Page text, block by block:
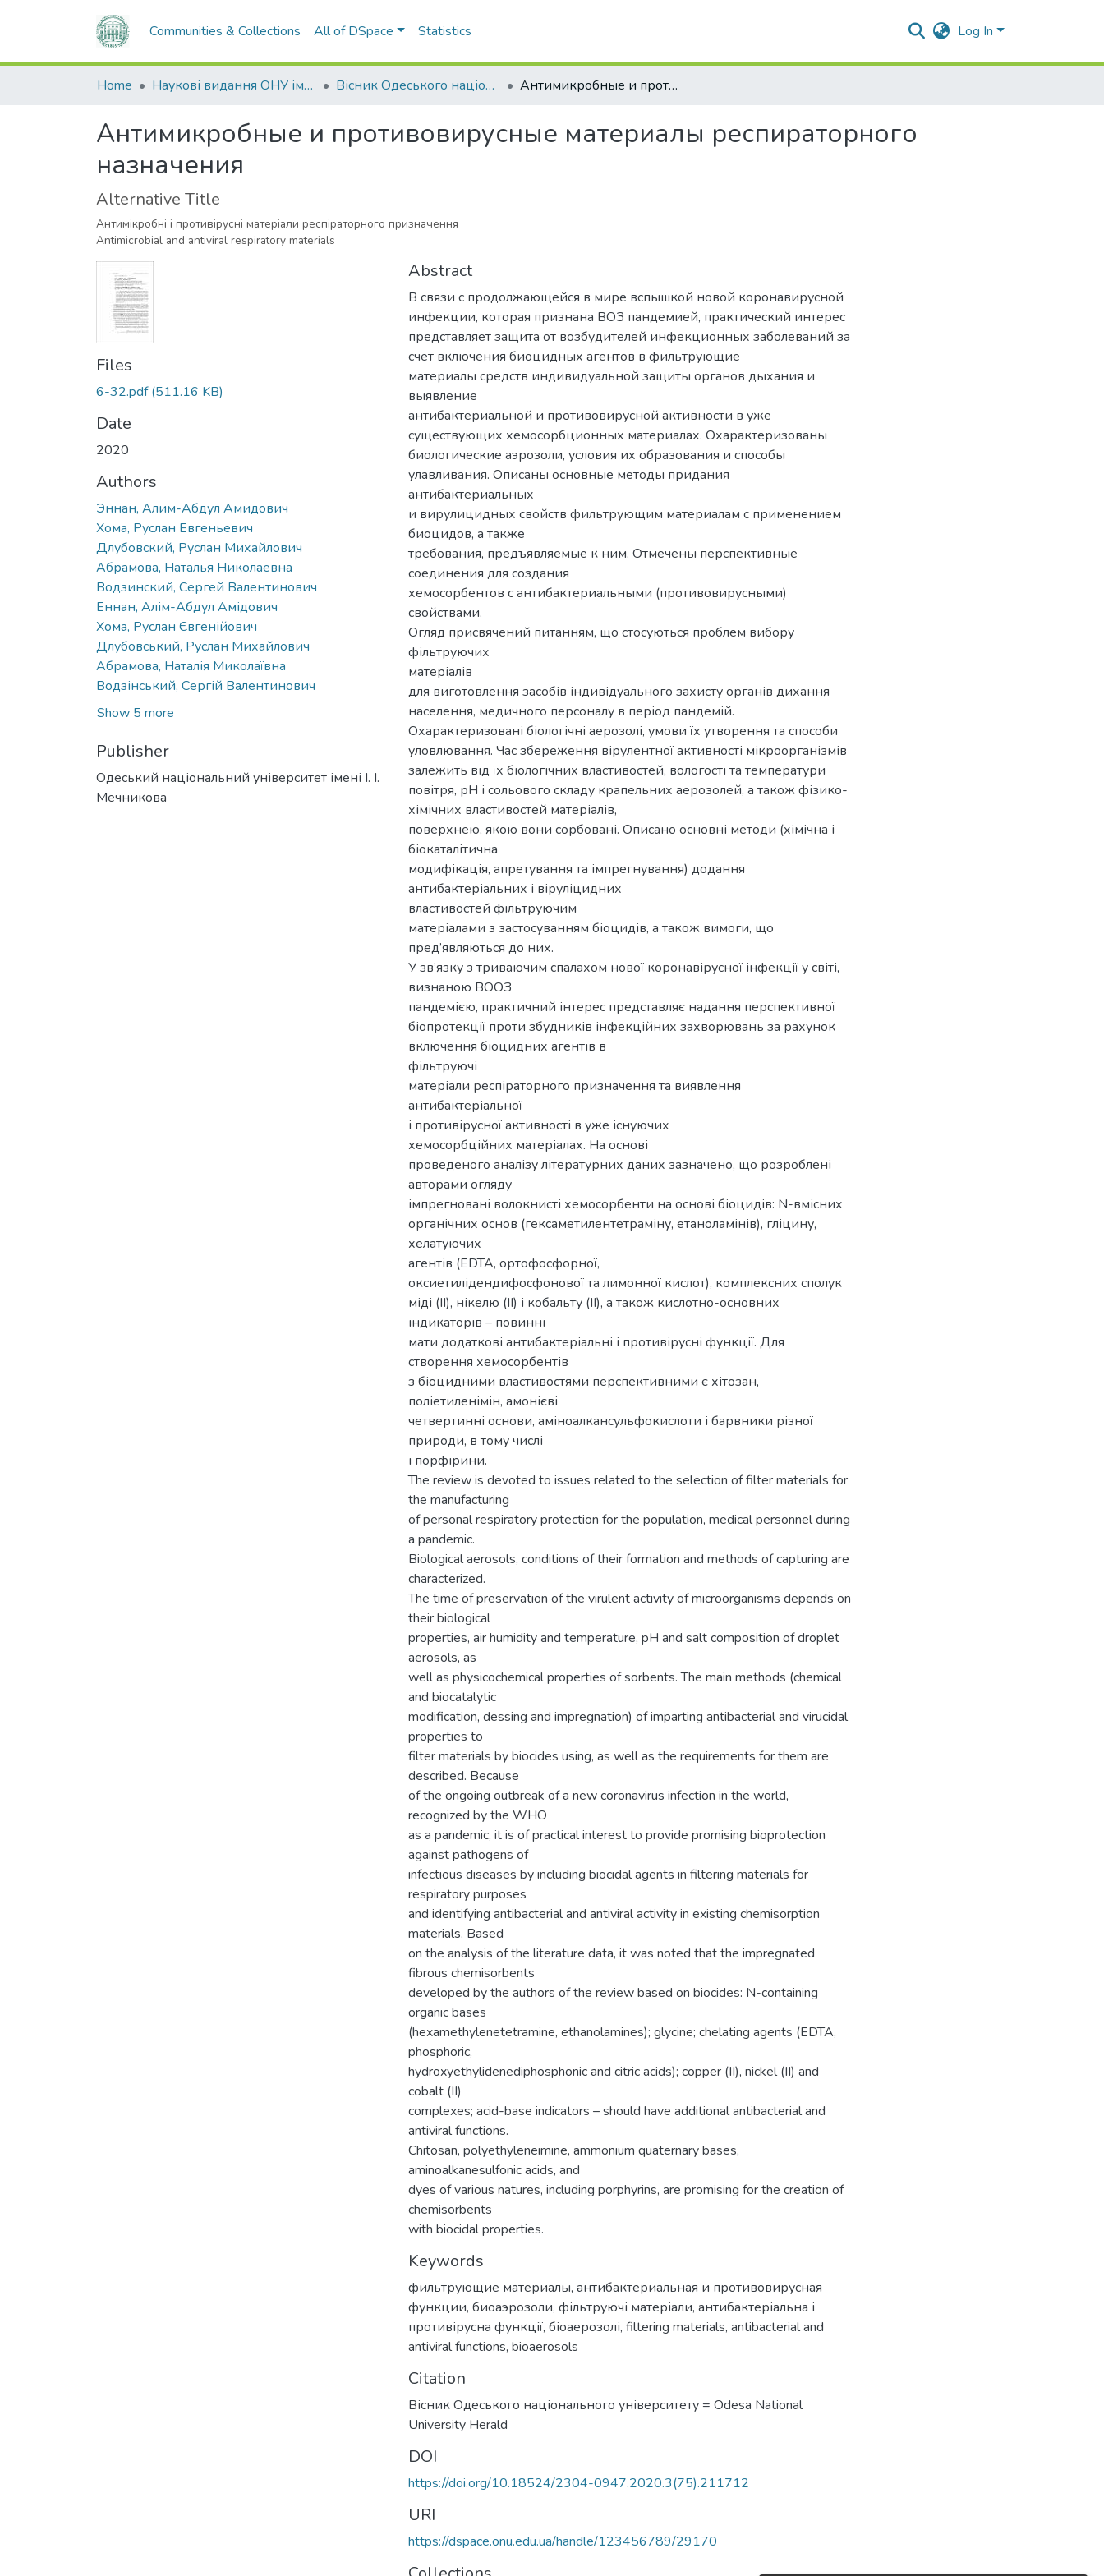
Communities & Collections All of DSpace Statistics Log In
Home Наукові видання ОНУ імені І. І. Мечникова Вісник Одеського національного університету. Хімія Антимикробные и противовирусные материалы респираторного назначения
Антимикробные и противовирусные материалы респираторного
назначения
Alternative Title
Антимікробні і противірусні матеріали респіраторного призначення
Antimicrobial and antiviral respiratory materials
Files
6-32.pdf(511.16 KB)
Date
2020
Authors
Эннан, Алим-Абдул Амидович
Хома, Руслан Евгеньевич
Длубовский, Руслан Михайлович
Абрамова, Наталья Николаевна
Водзинский, Сергей Валентинович
Еннан, Алім-Абдул Амідович
Хома, Руслан Євгенійович
Длубовський, Руслан Михайлович
Абрамова, Наталія Миколаївна
Водзінський, Сергій Валентинович
Show 5 more
Publisher
Одеський національний університет імені І. І.
Мечникова
Abstract
В связи с продолжающейся в мире вспышкой новой коронавирусной
инфекции, которая признана ВОЗ пандемией, практический интерес
представляет защита от возбудителей инфекционных заболеваний за
счет включения биоцидных агентов в фильтрующие
материалы средств индивидуальной защиты органов дыхания и
выявление
антибактериальной и противовирусной активности в уже
существующих хемосорбционных материалах. Охарактеризованы
биологические аэрозоли, условия их образования и способы
улавливания. Описаны основные методы придания
антибактериальных
и вирулицидных свойств фильтрующим материалам с применением
биоцидов, а также
требования, предъявляемые к ним. Отмечены перспективные
соединения для создания
хемосорбентов с антибактериальными (противовирусными)
свойствами.
Огляд присвячений питанням, що стосуються проблем вибору
фільтруючих
матеріалів
для виготовлення засобів індивідуального захисту органів дихання
населення, медичного персоналу в період пандемій.
Охарактеризовані біологічні аерозолі, умови їх утворення та способи
уловлювання. Час збереження вірулентної активності мікроорганізмів
залежить від їх біологічних властивостей, вологості та температури
повітря, рН і сольового складу крапельних аерозолей, а також фізико-
хімічних властивостей матеріалів,
поверхнею, якою вони сорбовані. Описано основні методи (хімічна і
біокаталітична
модифікація, апретування та імпрегнування) додання
антибактеріальних і віруліцидних
властивостей фільтруючим
матеріалами з застосуванням біоцидів, а також вимоги, що
пред’являються до них.
У зв’язку з триваючим спалахом нової коронавірусної інфекції у світі,
визнаною ВООЗ
пандемією, практичний інтерес представляє надання перспективної
біопротекції проти збудників інфекційних захворювань за рахунок
включення біоцидних агентів в
фільтруючі
матеріали респіраторного призначення та виявлення
антибактеріальної
і противірусної активності в уже існуючих
хемосорбційних матеріалах. На основі
проведеного аналізу літературних даних зазначено, що розроблені
авторами огляду
імпрегновані волокнисті хемосорбенти на основі біоцидів: N-вмісних
органічних основ (гексаметилентетраміну, етаноламінів), гліцину,
хелатуючих
агентів (EDTA, ортофосфорної,
оксиетилідендифосфонової та лимонної кислот), комплексних сполук
міді (II), нікелю (II) і кобальту (II), а також кислотно-основних
індикаторів – повинні
мати додаткові антибактеріальні і противірусні функції. Для
створення хемосорбентів
з біоцидними властивостями перспективними є хітозан,
поліетиленімін, амонієві
четвертинні основи, аміноалкансульфокислоти і барвники різної
природи, в тому числі
і порфірини.
The review is devoted to issues related to the selection of filter materials for
the manufacturing
of personal respiratory protection for the population, medical personnel during
a pandemic.
Biological aerosols, conditions of their formation and methods of capturing are
characterized.
The time of preservation of the virulent activity of microorganisms depends on
their biological
properties, air humidity and temperature, pH and salt composition of droplet
aerosols, as
well as physicochemical properties of sorbents. The main methods (chemical
and biocatalytic
modification, dessing and impregnation) of imparting antibacterial and virucidal
properties to
filter materials by biocides using, as well as the requirements for them are
described. Because
of the ongoing outbreak of a new coronavirus infection in the world,
recognized by the WHO
as a pandemic, it is of practical interest to provide promising bioprotection
against pathogens of
infectious diseases by including biocidal agents in filtering materials for
respiratory purposes
and identifying antibacterial and antiviral activity in existing chemisorption
materials. Based
on the analysis of the literature data, it was noted that the impregnated
fibrous chemisorbents
developed by the authors of the review based on biocides: N-containing
organic bases
(hexamethylenetetramine, ethanolamines); glycine; chelating agents (EDTA,
phosphoric,
hydroxyethylidenediphosphonic and citric acids); copper (II), nickel (II) and
cobalt (II)
complexes; acid-base indicators – should have additional antibacterial and
antiviral functions.
Chitosan, polyethyleneimine, ammonium quaternary bases,
aminoalkanesulfonic acids, and
dyes of various natures, including porphyrins, are promising for the creation of
chemisorbents
with biocidal properties.
Keywords
фильтрующие материалы, антибактериальная и противовирусная
функции, биоаэрозоли, фільтруючі матеріали, антибактеріальна і
противірусна функції, біоаерозолі, filtering materials, antibacterial and
antiviral functions, bioaerosols
Citation
Вісник Одеського національного університету = Odesa National
University Herald
DOI
https://doi.org/10.18524/2304-0947.2020.3(75).211712
URI
https://dspace.onu.edu.ua/handle/123456789/29170